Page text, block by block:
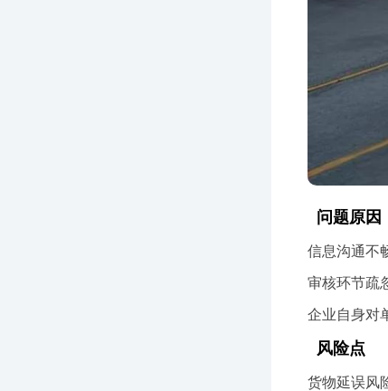
问题原因
信息沟通不
审核环节疏
企业自身对
风险点
货物延误风